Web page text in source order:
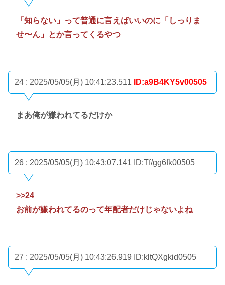
「知らない」って普通に言えばいいのに「しっりま
せ〜ん」とか言ってくるやつ
24 : 2025/05/05(月) 10:41:23.511 ID:a9B4KY5v00505
まあ俺が嫌われてるだけか
26 : 2025/05/05(月) 10:43:07.141 ID:Tf/gg6fk00505
>>24
お前が嫌われてるのって年配者だけじゃないよね
27 : 2025/05/05(月) 10:43:26.919 ID:kltQXgkid0505